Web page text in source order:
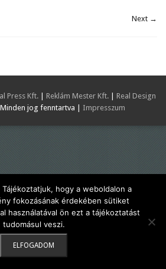
Next →
Press Kft.| Reklám Mester Kft.| Real Design
jog fenntartva | Impresszum
Tájékoztatjuk, hogy a weboldalon a
fokozásának érdekében sütiket
használatával ön ezt a tájékoztatást
tudomásul veszi.
ELFOGADOM